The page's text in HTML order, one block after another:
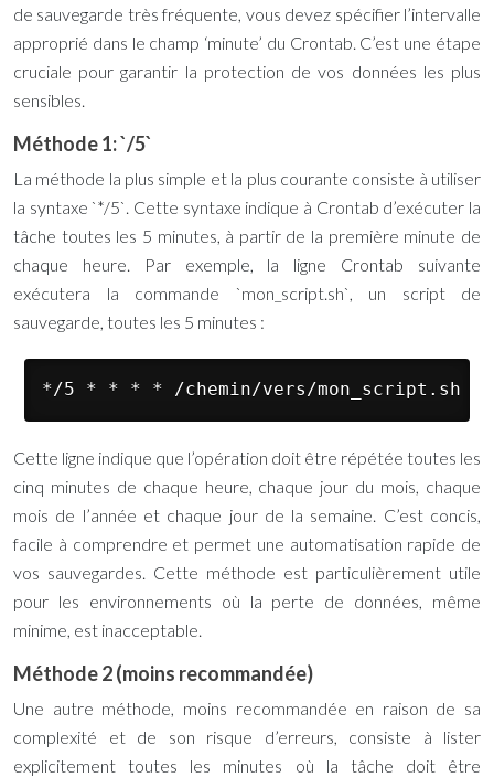
de sauvegarde très fréquente, vous devez spécifier l’intervalle
approprié dans le champ ‘minute’ du Crontab. C’est une étape
cruciale pour garantir la protection de vos données les plus
sensibles.
Méthode 1: `/5`
La méthode la plus simple et la plus courante consiste à utiliser
la syntaxe `*/5`. Cette syntaxe indique à Crontab d’exécuter la
tâche toutes les 5 minutes, à partir de la première minute de
chaque heure. Par exemple, la ligne Crontab suivante
exécutera la commande `mon_script.sh`, un script de
sauvegarde, toutes les 5 minutes :
*/5 * * * * /chemin/vers/mon_script.sh
Cette ligne indique que l’opération doit être répétée toutes les
cinq minutes de chaque heure, chaque jour du mois, chaque
mois de l’année et chaque jour de la semaine. C’est concis,
facile à comprendre et permet une automatisation rapide de
vos sauvegardes. Cette méthode est particulièrement utile
pour les environnements où la perte de données, même
minime, est inacceptable.
Méthode 2 (moins recommandée)
Une autre méthode, moins recommandée en raison de sa
complexité et de son risque d’erreurs, consiste à lister
explicitement toutes les minutes où la tâche doit être